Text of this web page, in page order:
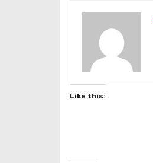
Like this: